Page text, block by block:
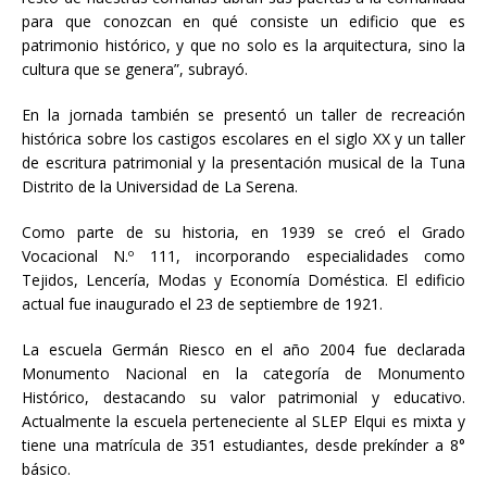
para que conozcan en qué consiste un edificio que es
patrimonio histórico, y que no solo es la arquitectura, sino la
cultura que se genera”, subrayó.
En la jornada también se presentó un taller de recreación
histórica sobre los castigos escolares en el siglo XX y un taller
de escritura patrimonial y la presentación musical de la Tuna
Distrito de la Universidad de La Serena.
Como parte de su historia, en 1939 se creó el Grado
Vocacional N.º 111, incorporando especialidades como
Tejidos, Lencería, Modas y Economía Doméstica. El edificio
actual fue inaugurado el 23 de septiembre de 1921.
La escuela Germán Riesco en el año 2004 fue declarada
Monumento Nacional en la categoría de Monumento
Histórico, destacando su valor patrimonial y educativo.
Actualmente la escuela perteneciente al SLEP Elqui es mixta y
tiene una matrícula de 351 estudiantes, desde prekínder a 8°
básico.